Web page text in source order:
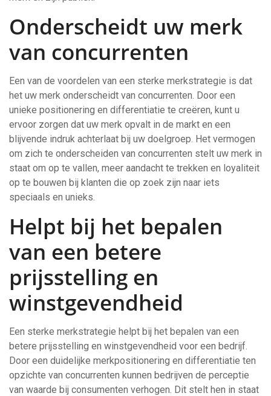
Onderscheidt uw merk
van concurrenten
Een van de voordelen van een sterke merkstrategie is dat
het uw merk onderscheidt van concurrenten. Door een
unieke positionering en differentiatie te creëren, kunt u
ervoor zorgen dat uw merk opvalt in de markt en een
blijvende indruk achterlaat bij uw doelgroep. Het vermogen
om zich te onderscheiden van concurrenten stelt uw merk in
staat om op te vallen, meer aandacht te trekken en loyaliteit
op te bouwen bij klanten die op zoek zijn naar iets
speciaals en unieks.
Helpt bij het bepalen
van een betere
prijsstelling en
winstgevendheid
Een sterke merkstrategie helpt bij het bepalen van een
betere prijsstelling en winstgevendheid voor een bedrijf.
Door een duidelijke merkpositionering en differentiatie ten
opzichte van concurrenten kunnen bedrijven de perceptie
van waarde bij consumenten verhogen. Dit stelt hen in staat